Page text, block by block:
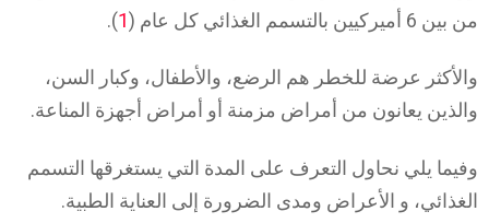
من بين 6 أميركيين بالتسمم الغذائي كل عام (
1
).
والأكثر عرضة للخطر هم الرضع، والأطفال، وكبار السن،
والذين يعانون من أمراض مزمنة أو أمراض أجهزة المناعة.
وفيما يلي نحاول التعرف على المدة التي يستغرقها التسمم
الغذائي، و الأعراض ومدى الضرورة إلى العناية الطبية.